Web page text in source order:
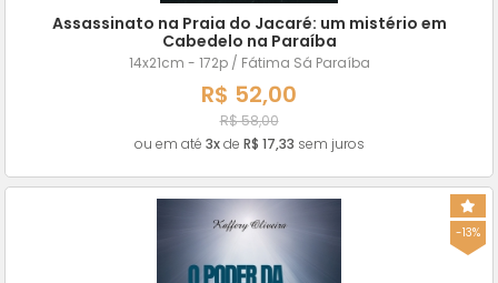
Assassinato na Praia do Jacaré: um mistério em
Cabedelo na Paraíba
14x21cm - 172p / Fátima Sá Paraíba
R$ 52,00
R$ 58,00
ou em até 3xde R$ 17,33 sem juros
-13%